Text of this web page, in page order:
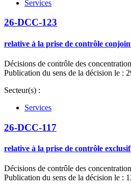
Services
26-DCC-123
relative à la prise de contrôle
Décisions de contrôle des
Publication du sens de la décision le :
Secteur(s) :
Services
26-DCC-117
relative à la prise de contrôle
Décisions de contrôle des
Publication du sens de la décision le :